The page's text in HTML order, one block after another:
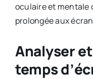
oculaire et mentale
prolongée aux
Analyser
temps